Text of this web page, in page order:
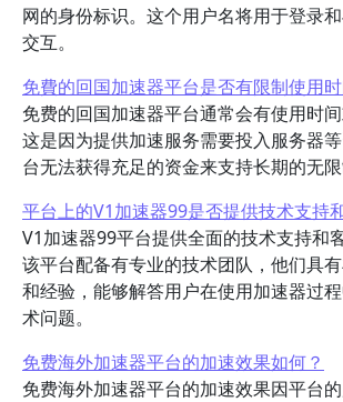
网的身份标识。这个用户名将用于登录
交互。
免費的回国加速器平台是否有限制使用
免费的回国加速器平台通常会有使用时间
这是因为提供加速服务需要投入服务器
台无法获得充足的资金来支持长期的无限
平台上的V1加速器99是否提供技术支持
V1加速器99平台提供全面的技术支持和
该平台配备有专业的技术团队，他们具
和经验，能够解答用户在使用加速器过
术问题。
免费海外加速器平台的加速效果如何？
免费海外加速器平台的加速效果因平台